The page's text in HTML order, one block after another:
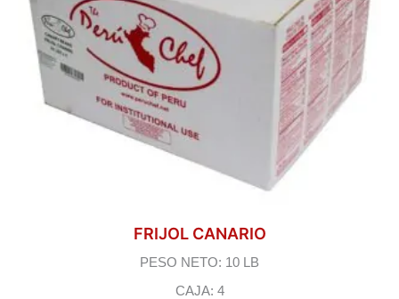
FRIJOL CANARIO
PESO NETO: 10 LB
CAJA: 4